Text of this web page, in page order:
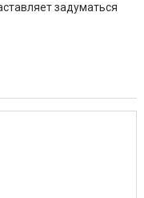
задуматься